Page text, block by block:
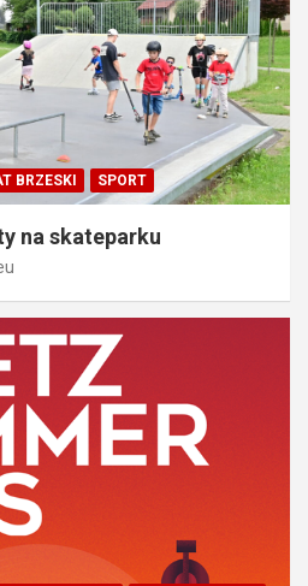
BRZESKI SPORT
na skateparku